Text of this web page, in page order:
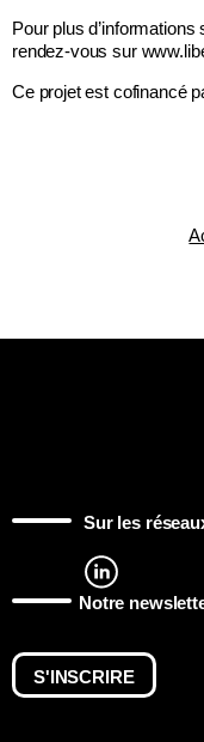
Pour plus
rendez-vous sur
Ce projet est cofinancé
Sur les
Notre
S'INSCRIRE